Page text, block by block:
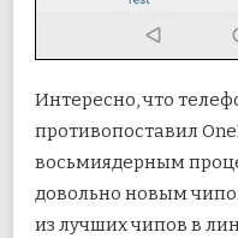
Интересно, что
противопоставил
восьмиядерным
довольно новым
из лучших чипов в